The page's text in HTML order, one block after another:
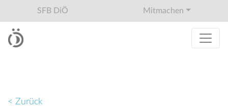
SFB DiÖ Mitmachen
< Zurück